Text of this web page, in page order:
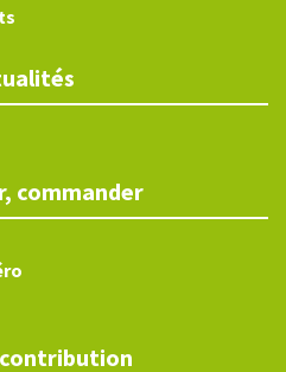
commander
contribution